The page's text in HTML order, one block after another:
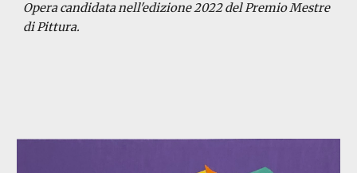
Opera candidatanell'edizione 2022del Premio Mestre
di Pittura.